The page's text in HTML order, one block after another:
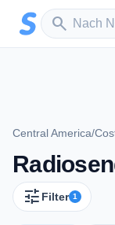
Zum Hauptinhalt
search
Sender
Central America/
tune Filter 1